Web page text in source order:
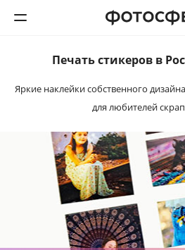
Календари
Интерьерная печать
Фотоподарки
Печать стикеров в
Яркие наклейки собственного
для любителей